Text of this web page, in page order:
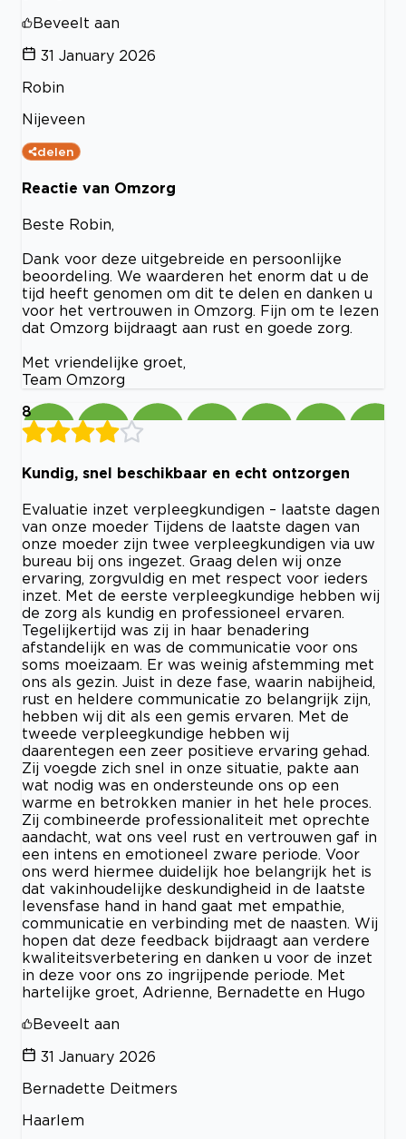
Beveelt aan
31 January 2026
Robin
Nijeveen
delen
Reactie van Omzorg
Beste Robin,
Dank voor deze uitgebreide en persoonlijke
beoordeling. We waarderen het enorm dat u de
tijd heeft genomen om dit te delen en danken u
voor het vertrouwen in Omzorg. Fijn om te lezen
dat Omzorg bijdraagt aan rust en goede zorg.
Met vriendelijke groet,
Team Omzorg
8
Kundig, snel beschikbaar en echt ontzorgen
Evaluatie inzet verpleegkundigen – laatste dagen
van onze moeder Tijdens de laatste dagen van
onze moeder zijn twee verpleegkundigen via uw
bureau bij ons ingezet. Graag delen wij onze
ervaring, zorgvuldig en met respect voor ieders
inzet. Met de eerste verpleegkundige hebben wij
de zorg als kundig en professioneel ervaren.
Tegelijkertijd was zij in haar benadering
afstandelijk en was de communicatie voor ons
soms moeizaam. Er was weinig afstemming met
ons als gezin. Juist in deze fase, waarin nabijheid,
rust en heldere communicatie zo belangrijk zijn,
hebben wij dit als een gemis ervaren. Met de
tweede verpleegkundige hebben wij
daarentegen een zeer positieve ervaring gehad.
Zij voegde zich snel in onze situatie, pakte aan
wat nodig was en ondersteunde ons op een
warme en betrokken manier in het hele proces.
Zij combineerde professionaliteit met oprechte
aandacht, wat ons veel rust en vertrouwen gaf in
een intens en emotioneel zware periode. Voor
ons werd hiermee duidelijk hoe belangrijk het is
dat vakinhoudelijke deskundigheid in de laatste
levensfase hand in hand gaat met empathie,
communicatie en verbinding met de naasten. Wij
hopen dat deze feedback bijdraagt aan verdere
kwaliteitsverbetering en danken u voor de inzet
in deze voor ons zo ingrijpende periode. Met
hartelijke groet, Adrienne, Bernadette en Hugo
Beveelt aan
31 January 2026
Bernadette Deitmers
Haarlem